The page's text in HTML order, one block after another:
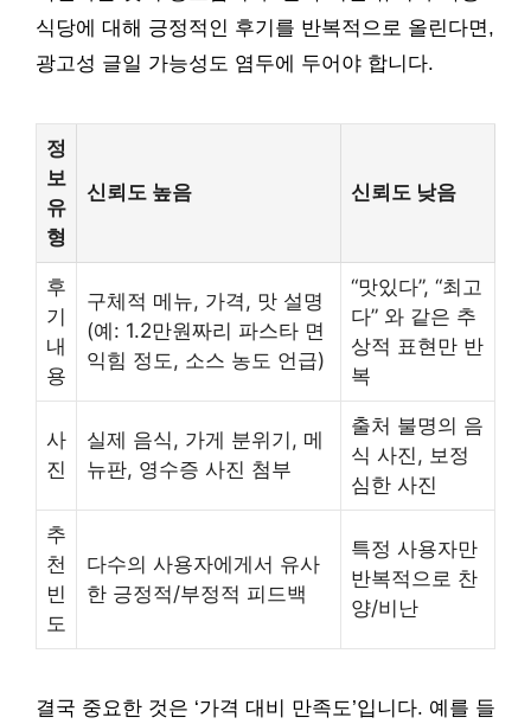
식당에 대해 긍정적인 후기를 반복적으로 올린다면,
광고성 글일 가능성도 염두에 두어야 합니다.
정
보
유
형
신뢰도 높음 신뢰도 낮음
후
기
내
용
구체적 메뉴, 가격, 맛 설명
(예: 1.2만원짜리 파스타 면
익힘 정도, 소스 농도 언급)
“맛있다”, “최고
다” 와 같은 추
상적 표현만 반
복
사
진
실제 음식, 가게 분위기, 메
뉴판, 영수증 사진 첨부
출처 불명의 음
식 사진, 보정
심한 사진
추
천
빈
도
다수의 사용자에게서 유사
한 긍정적/부정적 피드백
특정 사용자만
반복적으로 찬
양/비난
결국 중요한 것은 ‘가격 대비 만족도’입니다. 예를 들